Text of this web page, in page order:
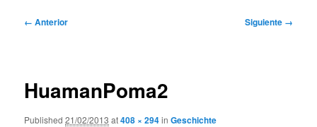
Navegador
← Anterior Siguiente →
HuamanPoma2
Published21/02/2013 at408 × 294inGeschichte